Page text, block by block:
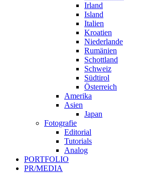
Irland
Island
Italien
Kroatien
Niederlande
Rumänien
Schottland
Schweiz
Südtirol
Österreich
Amerika
Asien
Japan
Fotografie
Editorial
Tutorials
Analog
PORTFOLIO
PR/MEDIA